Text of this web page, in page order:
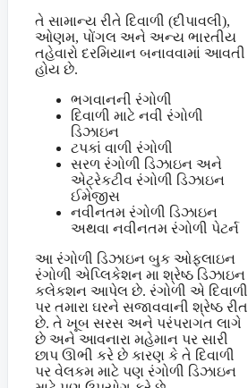
તે સામાન્ય રીતે દિવાળી (દીપાવલી),
ઓણમ, પોંગલ અને અન્ય ભારતીય
તહેવારો દરમિયાન બનાવવામાં આવતી
હોય છે.
ભગવાનની રંગોળી
દિવાળી માટે નવી રંગોળી
ડિઝાઇન
ટપકાં વાળી રંગોળી
સરળ રંગોળી ડિઝાઇન અને
એટ્રેકટીવ રંગોળી ડિઝાઇન
ઈમેજીસ
નવીનતમ રંગોળી ડિઝાઇન
અથવા નવીનતમ રંગોળી પેટર્ન
આ રંગોળી ડિઝાઇન બુક ઓફલાઇન
રંગોળી એપ્લિકેશન મા શ્રેષ્ઠ ડિઝાઇન
કલેકશન આપેલ છે. રંગોળી એ દિવાળી
પર તમારા ઘરને સજાવવાની શ્રેષ્ઠ રીત
છે. તે ખૂબ સરસ અને પરંપરાગત લાગે
છે અને આવનારા મહેમાન પર સારી
છાપ ઊભી કરે છે કારણ કે તે દિવાળી
પર વેલકમ માટે પણ રંગોળી ડિઝાઇન